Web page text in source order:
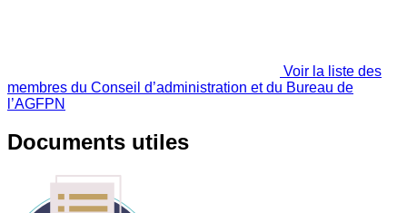
Voir la liste des
membres du Conseil d’administration et du Bureau de
l’AGFPN
Documents utiles